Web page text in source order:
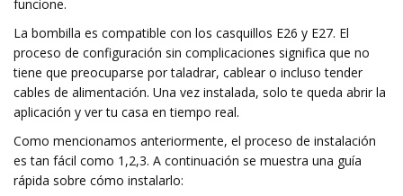
funcione.
La bombilla es compatible con los casquillos E26 y E27. El
proceso de configuración sin complicaciones significa que no
tiene que preocuparse por taladrar, cablear o incluso tender
cables de alimentación. Una vez instalada, solo te queda abrir la
aplicación y ver tu casa en tiempo real.
Como mencionamos anteriormente, el proceso de instalación
es tan fácil como 1,2,3. A continuación se muestra una guía
rápida sobre cómo instalarlo: